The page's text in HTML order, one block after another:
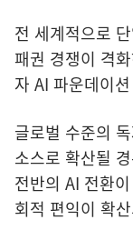
전 세계적으로
패권 경쟁이 격
자 AI 파운데이
글로벌 수준의
소스로 확산될
전반의 AI 전환
회적 편익이 확